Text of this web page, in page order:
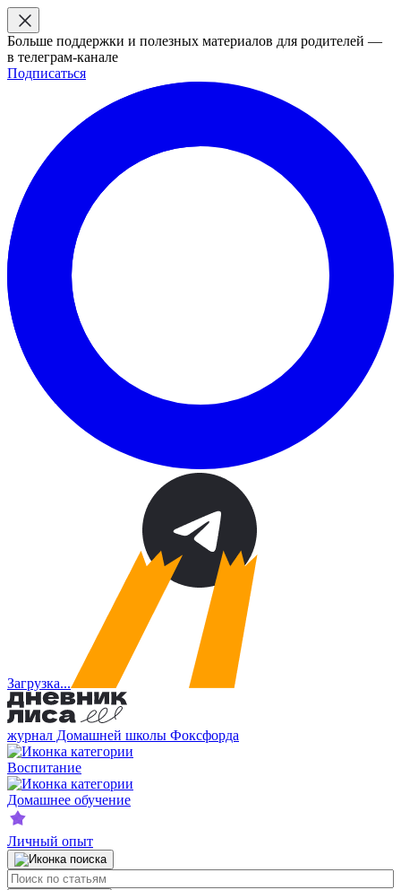
Больше поддержки и полезных материалов для родителей —
в телеграм-канале
Подписаться
Загрузка...
журнал Домашней школы Фоксфорда
Воспитание
Домашнее обучение
Личный опыт